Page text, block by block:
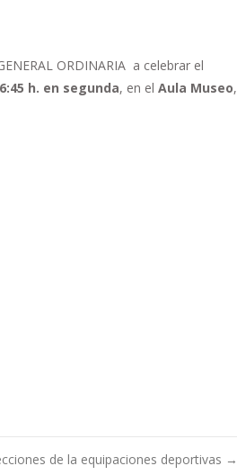
ORDINARIA a celebrar el
h. en segunda, en el Aula Museo,
de la equipaciones deportivas →